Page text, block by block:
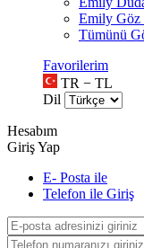
Emily Göz
Tümünü
Favorilerim
TR − TL
Dil
Hesabım
Giriş Yap
E- Posta ile
Telefon ile Giriş